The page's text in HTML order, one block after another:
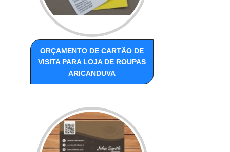
ORÇAMENTO DE CARTÃO DE
VISITA PARA LOJA DE ROUPAS
ARICANDUVA